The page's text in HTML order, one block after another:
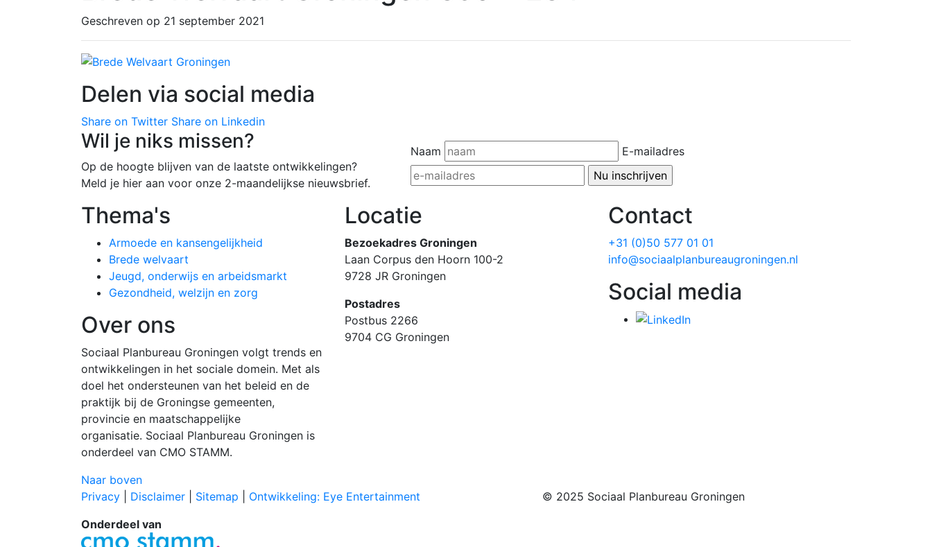
Geschreven op 21 september 2021
Delen via social media
Share on Twitter Share on Linkedin
Wil je niks missen?
Op de hoogte blijven van de laatste ontwikkelingen?
Meld je hier aan voor onze 2-maandelijkse nieuwsbrief.
Naam E-mailadres
Thema's
Armoede en kansengelijkheid
Brede welvaart
Jeugd, onderwijs en arbeidsmarkt
Gezondheid, welzijn en zorg
Over ons
Sociaal Planbureau Groningen volgt trends en
ontwikkelingen in het sociale domein. Met als
doel het ondersteunen van het beleid en de
praktijk bij de Groningse gemeenten,
provincie en maatschappelijke
organisatie. Sociaal Planbureau Groningen is
onderdeel van CMO STAMM.
Naar boven
Locatie
Bezoekadres Groningen
Laan Corpus den Hoorn 100-2
9728 JR Groningen
Postadres
Postbus 2266
9704 CG Groningen
Contact
+31 (0)50 577 01 01
info@sociaalplanbureaugroningen.nl
Social media
Privacy Disclaimer Sitemap Ontwikkeling: Eye Entertainment
© 2025 Sociaal Planbureau Groningen
Onderdeel van